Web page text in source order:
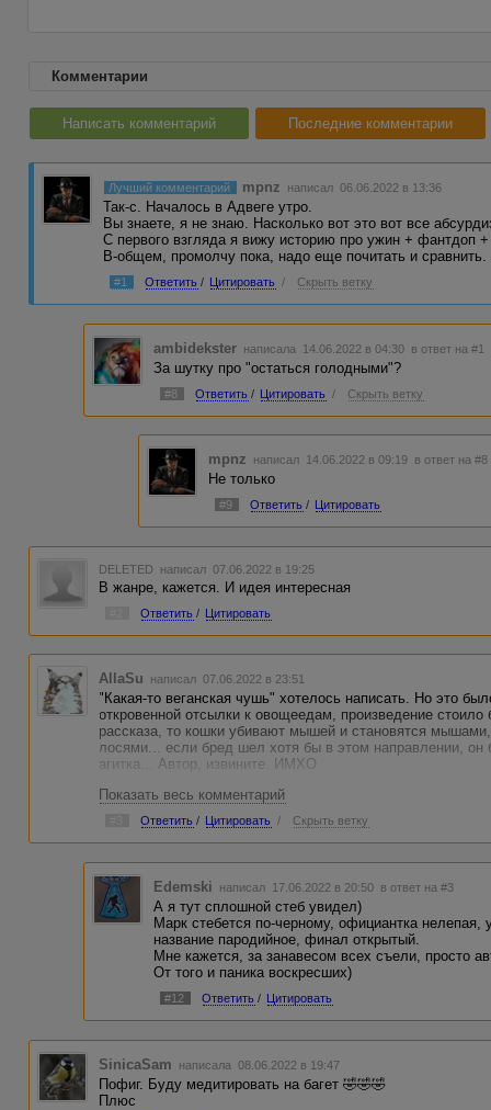
Комментарии
Написать комментарий Последние комментарии
Лучший комментарий mpnz написал 06.06.2022 в 13:36
Так-с. Началось в Адвеге утро.
Вы знаете, я не знаю. Насколько вот это вот все
С первого взгляда я вижу историю про ужин + фантдоп
В-общем, промолчу пока, надо еще почитать и
#1 Ответить / Цитировать / Скрыть ветку
ambidekster написала 14.06.2022 в 04:30 в ответ на #1
За шутку про "остаться голодными"?
#8 Ответить / Цитировать / Скрыть ветку
mpnz написал 14.06.2022 в 09:19 в ответ на #8
Не только
#9 Ответить / Цитировать
DELETED написал 07.06.2022 в 19:25
В жанре, кажется. И идея интересная
Ответить / Цитировать
AllaSu написал 07.06.2022 в 23:51
"Какая-то веганская чушь" хотелось написать. Но это
откровенной отсылки к овощеедам, произведение
рассказа, то кошки убивают мышей и становятся
лосями... если бред шел хотя бы в этом направлении, он
агитка... Автор, извините. ИМХО
Показать весь комментарий
Ответить / Цитировать / Скрыть ветку
Edemski написал 17.06.2022 в 20:50 в ответ на #3
А я тут сплошной стеб увидел)
Марк стебется по-черному, официантка нелепая,
название пародийное, финал открытый.
Мне кажется, за занавесом всех съели, просто
От того и паника воскресших)
#12 Ответить / Цитировать
SinicaSam написала 08.06.2022 в 19:47
Пофиг. Буду медитировать на багет 🤣🤣🤣
Плюс